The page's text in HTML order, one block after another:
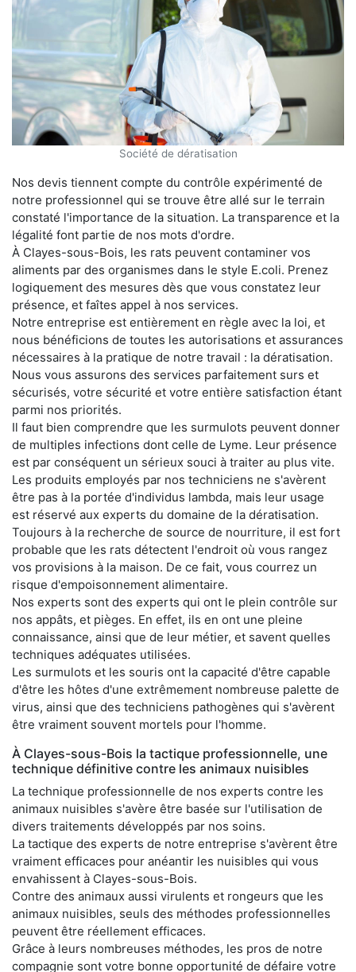
Société de dératisation
Nos devis tiennent compte du contrôle expérimenté de
notre professionnel qui se trouve être allé sur le terrain
constaté l'importance de la situation. La transparence et la
légalité font partie de nos mots d'ordre.
À Clayes-sous-Bois, les rats peuvent contaminer vos
aliments par des organismes dans le style E.coli. Prenez
logiquement des mesures dès que vous constatez leur
présence, et faîtes appel à nos services.
Notre entreprise est entièrement en règle avec la loi, et
nous bénéficions de toutes les autorisations et assurances
nécessaires à la pratique de notre travail : la dératisation.
Nous vous assurons des services parfaitement surs et
sécurisés, votre sécurité et votre entière satisfaction étant
parmi nos priorités.
Il faut bien comprendre que les surmulots peuvent donner
de multiples infections dont celle de Lyme. Leur présence
est par conséquent un sérieux souci à traiter au plus vite.
Les produits employés par nos techniciens ne s'avèrent
être pas à la portée d'individus lambda, mais leur usage
est réservé aux experts du domaine de la dératisation.
Toujours à la recherche de source de nourriture, il est fort
probable que les rats détectent l'endroit où vous rangez
vos provisions à la maison. De ce fait, vous courrez un
risque d'empoisonnement alimentaire.
Nos experts sont des experts qui ont le plein contrôle sur
nos appâts, et pièges. En effet, ils en ont une pleine
connaissance, ainsi que de leur métier, et savent quelles
techniques adéquates utilisées.
Les surmulots et les souris ont la capacité d'être capable
d'être les hôtes d'une extrêmement nombreuse palette de
virus, ainsi que des techniciens pathogènes qui s'avèrent
être vraiment souvent mortels pour l'homme.
À Clayes-sous-Bois la tactique professionnelle, une
technique définitive contre les animaux nuisibles
La technique professionnelle de nos experts contre les
animaux nuisibles s'avère être basée sur l'utilisation de
divers traitements développés par nos soins.
La tactique des experts de notre entreprise s'avèrent être
vraiment efficaces pour anéantir les nuisibles qui vous
envahissent à Clayes-sous-Bois.
Contre des animaux aussi virulents et rongeurs que les
animaux nuisibles, seuls des méthodes professionnelles
peuvent être réellement efficaces.
Grâce à leurs nombreuses méthodes, les pros de notre
compagnie sont votre bonne opportunité de défaire votre